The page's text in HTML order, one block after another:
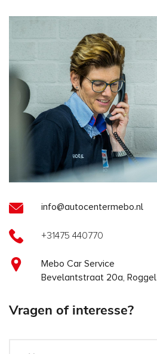
info@autocentermebo.nl
+31475 440770
Mebo Car Service
Bevelantstraat 20a, Roggel
Vragen of interesse?